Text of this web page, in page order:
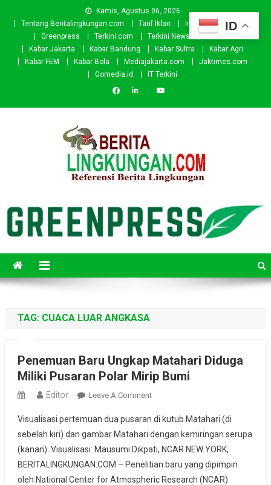
Kamis, Agustus 06, 2026
Tentang Beritalingkungan.com
Tarif Iklan Investor
Donasi
Greenpress
Terkini.com Terkini News
Kabar.id
Kabar Jakarta
Kabar Bandung Kabar Sultra
Kabar Agri
Kabar FEM
Kabar Bola Mediajakarta.com
Jaktimes.com
Gomedia.id
IT Terkini
TAG: CUACA LUAR ANGKASA
Penemuan Baru Ungkap Matahari Diduga
Miliki Pusaran Polar Mirip Bumi
Editor Leave A CommentOn
Baru
Ungkap
Matahari
Diduga
Miliki
Visualisasi pertemuan dua pusaran di kutub Matahari (di
sebelah kiri) dan gambar Matahari dengan kemiringan serupa
(kanan). Visualisasi: Mausumi Dikpati, NCAR NEW YORK,
BERITALINGKUNGAN.COM – Penelitian baru yang dipimpin
oleh National Center for Atmospheric Research (NCAR)
ID